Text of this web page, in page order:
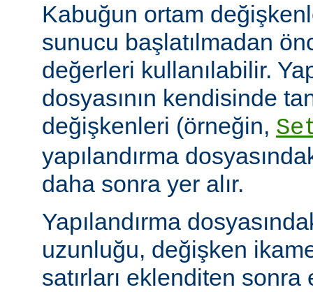
Kabuğun ortam
sunucu başlatılmadan
değerleri kullanılabilir.
dosyasının kendisinde
değişkenleri (örneğin,
yapılandırma
daha sonra yer alır.
Yapılandırma
uzunluğu, değişken
satırları eklenditen